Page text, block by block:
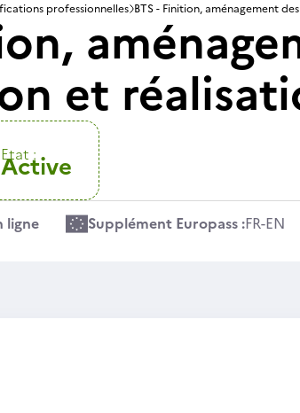
professionnelles BTS - Finition, aménagement
et
Etat :
Active
ligne Supplément Europass :FR-EN